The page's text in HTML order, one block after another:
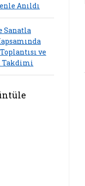
Anıldı
Sanatla
ve
Takdimi